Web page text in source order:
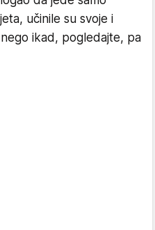
učinile su svoje i
ikad, pogledajte, pa